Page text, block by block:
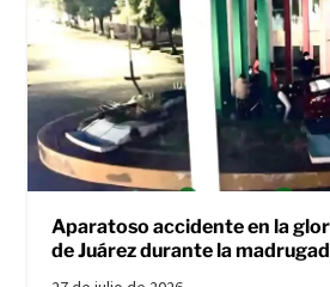
Aparatoso accidente en la
de Juárez durante la